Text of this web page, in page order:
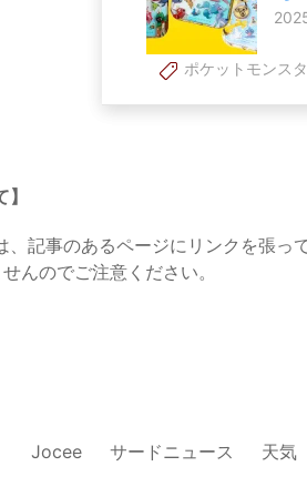
ポケットモンス
、記事のあるページにリンクを張っ
んのでご注意ください。
Jocee サードニュース 天気